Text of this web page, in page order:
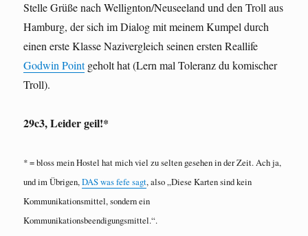
Stelle Grüße nach Wellignton/Neuseeland und den Troll aus
Hamburg, der sich im Dialog mit meinem Kumpel durch
einen erste Klasse Nazivergleich seinen ersten Reallife
Godwin Pointgeholt hat (Lern mal Toleranz du komischer
Troll).
29c3, Leider geil!*
* = bloss mein Hostel hat mich viel zu selten gesehen in der Zeit. Ach ja,
und im Übrigen,DAS was fefe sagt, also „Diese Karten sind kein
Kommunikationsmittel, sondern ein
Kommunikationsbeendigungsmittel.“.